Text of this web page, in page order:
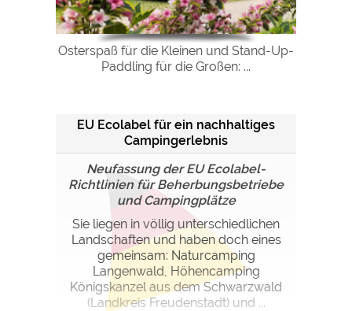
Osterspaß für die Kleinen und Stand-Up-
Paddling für die Großen: ...
EU Ecolabel für ein nachhaltiges
Campingerlebnis
Neufassung der EU Ecolabel-
Richtlinien für Beherbungsbetriebe
und Campingplätze
Sie liegen in völlig unterschiedlichen
Landschaften und haben doch eines
gemeinsam: Naturcamping
Langenwald, Höhencamping
Königskanzel aus dem Schwarzwald
(Landkreis Freudenstadt) und ...